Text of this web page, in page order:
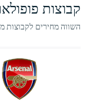
קבוצות
השווה מחירים לקבוצות